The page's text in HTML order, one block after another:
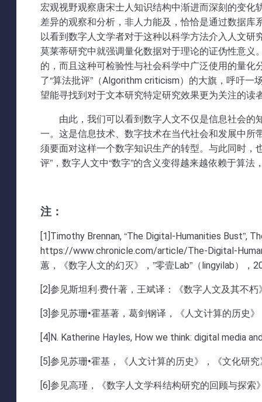
宏观视野观察唐宋士人知识结构中渐进而深刻的变
差异的观察和分析，非人力能及，恰恰是通过数据
以看到数字人文学者对于这种以科学方法介入人文
莫莱蒂研究中就强调量化数据对于理论的证伪性意
的，而且这种可检验性与社会科学中广泛使用的量化
了“算法批评”（Algorithm criticism）的大旗，呼吁
望能寻找到对于文本研究特定研究效果更为关注的读
由此，我们可以看到数字人文不仅是信息社会
一。这是信息技术、数字技术在当代社会和发展中所
须要面对这样一个数字知识生产的转型。与此同时，
评”，数字人文中“数字”的含义变得越来越依赖于算
注：
[1]Timothy Brennan, “The Digital-Humanities Bust”,
https://www.chronicle.com/article/The-Digital-
蕙，《数字人文的幻灭》，”零壹Lab”（lingyilab），
[2]参见斯坦利·费什著，王斌译：《数字人文及其不
[3]参见苏珊•霍基著，葛剑钢译，《人文计算的历史
[4]N. Katherine Hayles, How we think: digital media
[5]参见苏珊•霍基，《人文计算的历史》，《文化研
[6]参见高瑾，《数字人文学科结构研究的回顾与探